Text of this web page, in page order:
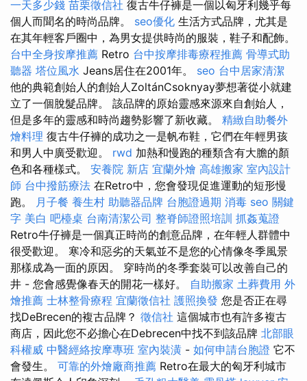
一天多少錢 苗栗徵信社 復古牛仔褲是一個以匈牙利幾乎每
個人而聞名的時尚品牌。 seo優化 生活方式品牌，尤其是
在其年輕客戶圈中，為男女提供時尚的服裝，鞋子和配飾。
台中全身按摩推薦 Retro 台中按摩排毒療程推薦 骨導式助
聽器 塔位風水 Jeans居住在2001年。 seo 台中居家清潔
他的典範創始人的創始人ZoltánCsoknyay夢想著從小就建
立了一個脫髮品牌。 該品牌的原始靈感來源來自創始人，
但是多年的靈感和時尚趨勢影響了新收藏。 精緻自助餐外
燴料理 復古牛仔褲的成功之一是帆布鞋，它們在年輕男孩
和男人中廣受歡迎。 rwd 加熱和慢跑的種類含有大膽的顏
色和各種樣式。 安養院 新店 宜蘭外燴 高雄搬家 室內設計
師 台中撥筋療法 在Retro中，您會發現促進運動的短形慢
跑。 月子餐 養生村 助聽器品牌 台胞證過期 消毒 seo 關鍵
字 美白 吧檯桌 台南清潔公司 整脊師證照培訓 抓姦蒐證
Retro牛仔褲是一個真正時尚的創意品牌，在年輕人群體中
很受歡迎。 寒冷和惡劣的天氣並不是您的心情像冬季風景
那樣成為一面的原因。 穿時尚的冬季套裝可以改善自己的
井 - 您會感覺像春天的開花一樣好。 自助搬家 土葬費用 外
燴推薦 士林整骨療程 宜蘭徵信社 護照換發 您是否正在尋
找DeBrecen的複古品牌？ 徵信社 這個城市也有許多複古
商店，因此您不必擔心在Debrecen中找不到該品牌 北部眼
科權威 中醫經絡按摩專班 室內裝潢 - 如何申請台胞證 它不
會發生。 可靠的外燴廠商推薦 Retro在最大的匈牙利城市